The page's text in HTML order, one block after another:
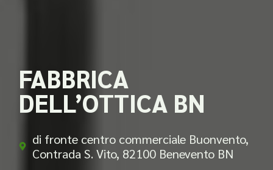
FABBRICA
DELL’OTTICA BN
di fronte centro commerciale Buonvento,
Contrada S. Vito, 82100 Benevento BN